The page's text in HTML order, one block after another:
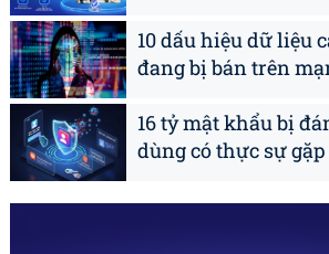
10 dấu hiệu dữ liệu
đang bị bán trên
16 tỷ mật khẩu bị
dùng có thực sự